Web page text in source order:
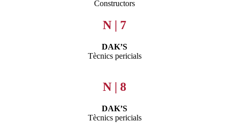
Constructors
N | 7
DAK’S
Tècnics pericials
N | 8
DAK’S
Tècnics pericials